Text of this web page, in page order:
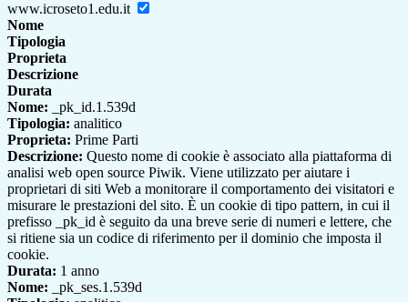
www.icroseto1.edu.it
Nome
Tipologia
Proprieta
Descrizione
Durata
Nome: _pk_id.1.539d
Tipologia: analitico
Proprieta: Prime Parti
Descrizione: Questo nome di cookie è associato alla piattaforma di
analisi web open source Piwik. Viene utilizzato per aiutare i
proprietari di siti Web a monitorare il comportamento dei visitatori e
misurare le prestazioni del sito. È un cookie di tipo pattern, in cui il
prefisso _pk_id è seguito da una breve serie di numeri e lettere, che
si ritiene sia un codice di riferimento per il dominio che imposta il
cookie.
Durata: 1 anno
Nome: _pk_ses.1.539d